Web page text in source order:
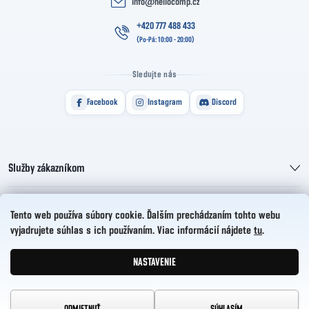
Tento web používa súbory cookie. Ďalším prechádzaním tohto webu
vyjadrujete súhlas s ich používaním. Viac informácií nájdete tu.
NASTAVENIE
+420 777 488 433
Sledujte nás
Facebook Instagram Discord
Služby zákazníkom